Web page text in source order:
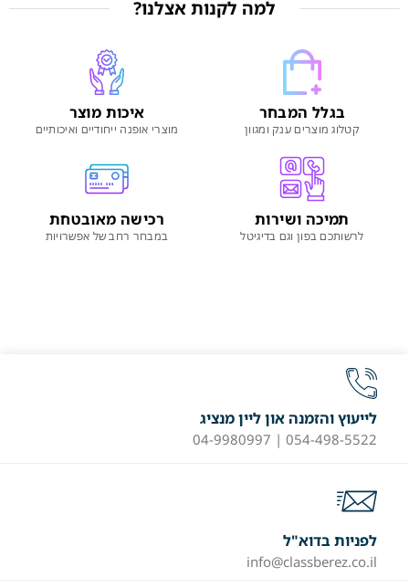
למה לקנות אצלנו?
בגלל המבחר
קטלוג מוצרים ענק ומגוון
איכות מוצר
מוצרי אופנה ייחודיים ואיכותיים
תמיכה ושירות
לרשותכם בפון וגם בדיגיטל
רכישה מאובטחת
במבחר רחב של אפשרויות
לייעוץ והזמנה און ליין מנציג
054-498-5522 | 04-9980997
לפניות בדוא"ל
info@classberez.co.il